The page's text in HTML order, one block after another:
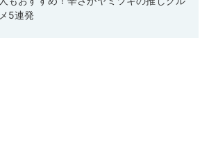
メ5連発